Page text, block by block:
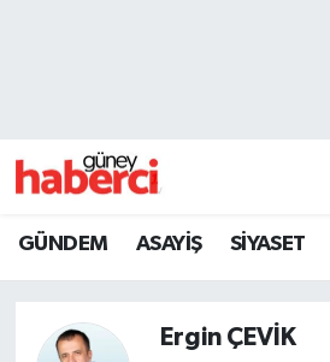
GÜNDEM ASAYİŞ SİYASET
Ergin ÇEVİK
Beyoğlu Trafik Yoğunluk
Son Dakika Haberleri